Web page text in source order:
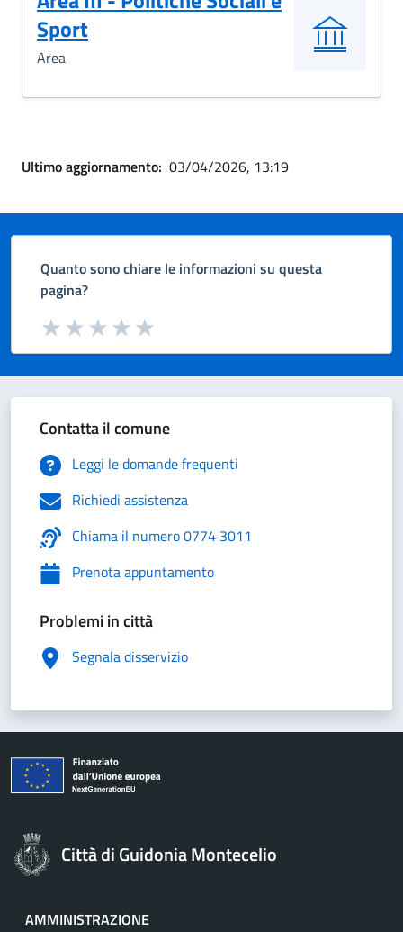
Sport
Area
Ultimo aggiornamento: 03/04/2026, 13:19
Quanto sono chiare le informazioni su questa
pagina?
Valuta da 1 a 5 stelle la pagina
Valuta 5 stelle su 5
Valuta 4 stelle su 5
Valuta 3 stelle su 5
Valuta 2 stelle su 5
Valuta 1 stelle su 5
Contatta il comune
Leggi le domande frequenti
Richiedi assistenza
Chiama il numero 0774 3011
Prenota appuntamento
Problemi in città
Segnala disservizio
Città di Guidonia Montecelio
AMMINISTRAZIONE